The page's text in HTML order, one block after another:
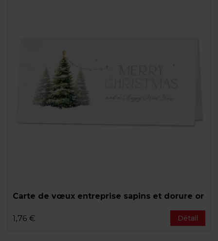
Carte de vœux entreprise sapins et dorure or
1,76 € Détail